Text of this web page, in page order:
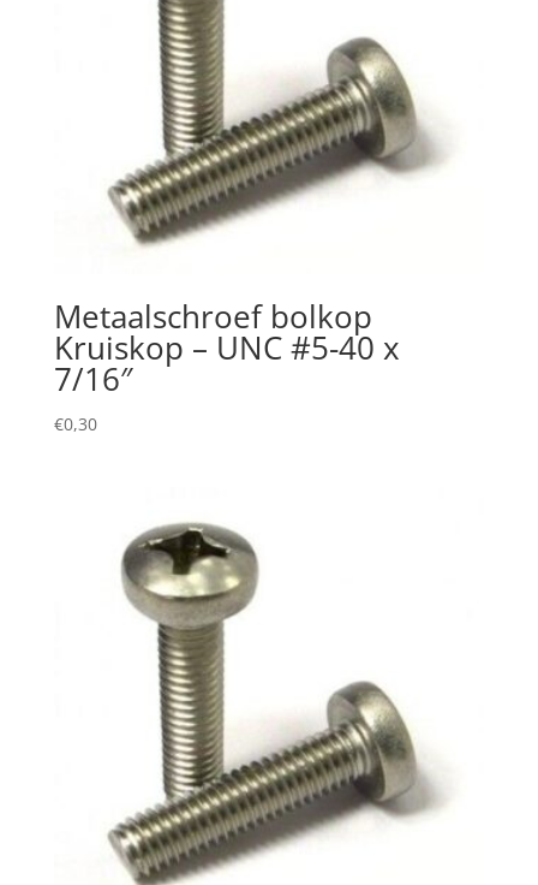
Metaalschroef bolkop
Kruiskop – UNC #5-40 x
7/16″
€0,30